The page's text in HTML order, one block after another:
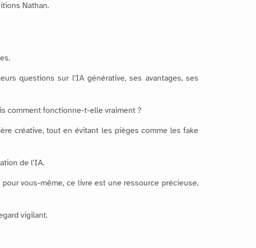
Nathan.
questions sur l'IA générative, ses avantages, ses
comment fonctionne-t-elle vraiment ?
créative, tout en évitant les pièges comme les fake
de l'IA.
vous-même, ce livre est une ressource précieuse,
vigilant.